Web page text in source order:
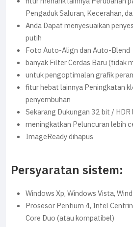
Pengaduk Saluran, Kecerahan,
Anda Dapat menyesuaikan
putih
Foto Auto-Align dan Auto-Blend
banyak Filter Cerdas Baru (tidak
untuk pengoptimalan grafik
fitur hebat lainnya Peningkatan
penyembuhan
Sekarang Dukungan 32 bit / HDR
meningkatkan Peluncuran lebih
ImageReady dihapus
Persyaratan sistem:
Windows Xp, Windows Vista,
Prosesor Pentium 4, Intel
Core Duo (atau kompatibel)